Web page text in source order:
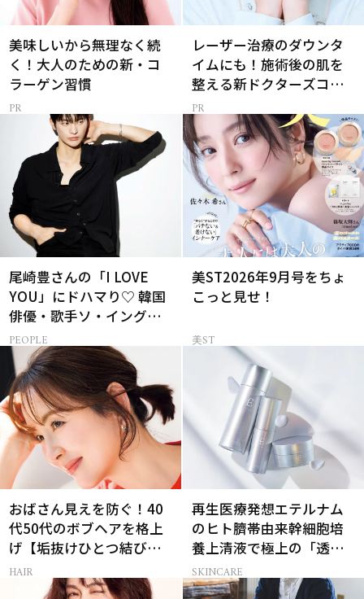
美味しいから無理なく続
く！大人のための新・コ
ラーゲン習慣
レーザー治療のダウンタ
イムにも！施術後の肌を
整える新ドクターズコス
メ
尾崎豊さんの「I LOVE
YOU」にドハマり♡ 韓国
俳優・歌手ソ・イングク
さんの音楽がすべての人
生って？
PEOPLE
美ST2026年9月号をちょ
こっと見せ！
美ST
おばさん見えを防ぐ！40
代50代のボブヘアを格上
げ【垢抜けひとつ結び】
のルール
HAIR
再生医療発想エテルナム
のヒト臍帯由来幹細胞培
養上清液で極上の「透明
感ハリ肌」へ
SKINCARE